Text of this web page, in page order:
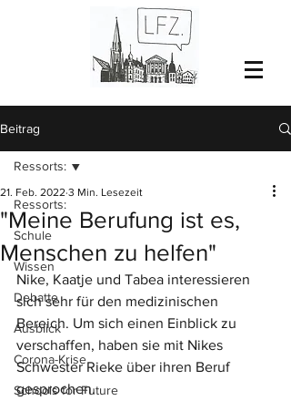
Beitrag
Ressorts:
Schule
Wissen
Debatte
Ausblick
Corona-Krise
Schools for Future
Ressorts:
"Meine Berufung ist es,
Menschen zu helfen"
21. Feb. 2022 3 Min. Lesezeit
Nike, Kaatje und Tabea interessieren
sich sehr für den medizinischen
Bereich. Um sich einen Einblick zu
verschaffen, haben sie mit Nikes
Schwester Rieke über ihren Beruf
gesprochen.